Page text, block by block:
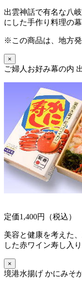
出雲神話で有名な八
にした手作り料理の
※この商品は、地方発
×
ご婦人お好み幕の内
定価1,400円（税込）
美容と健康を考えた
した赤ワイン寿し入り
×
境港水揚げ かにみそ